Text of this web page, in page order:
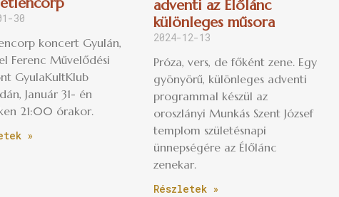
30
koncert Gyulán,
Ferenc Művelődési
GyulaKultKlub
Január 31- én
21:00 órakor.
»
adventi az Élőlánc
különleges műsora
2024-12-13
Próza, vers, de főként zene. Egy
gyönyörű, különleges adventi
programmal készül az
oroszlányi Munkás Szent József
templom születésnapi
ünnepségére az Élőlánc
zenekar.
Részletek »